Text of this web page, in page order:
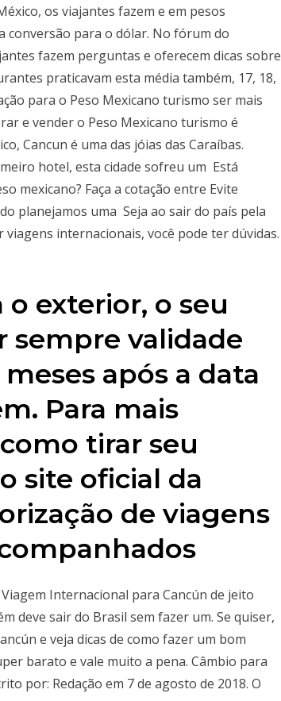
os viajantes fazem e em pesos
conversão para o dólar. No fórum do
fazem perguntas e oferecem dicas sobre
praticavam esta média também, 17, 18,
para o Peso Mexicano turismo ser mais
e vender o Peso Mexicano turismo é
Cancun é uma das jóias das Caraíbas.
hotel, esta cidade sofreu um Está
mexicano? Faça a cotação entre Evite
planejamos uma Seja ao sair do país pela
internacionais, você pode ter dúvidas.
o exterior, o seu
sempre validade
após a data
Para mais
tirar seu
site oficial da
de viagens
Internacional para Cancún de jeito
deve sair do Brasil sem fazer um. Se quiser,
e veja dicas de como fazer um bom
barato e vale muito a pena. Câmbio para
por: Redação em 7 de agosto de 2018. O